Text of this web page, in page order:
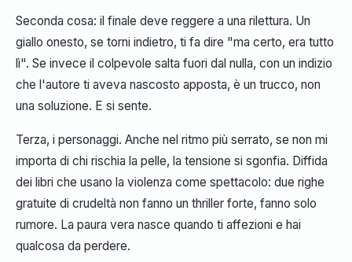
Seconda cosa: il finale deve reggere a una rilettura. Un
giallo onesto, se torni indietro, ti fa dire "ma certo, era tutto
lì". Se invece il colpevole salta fuori dal nulla, con un indizio
che l'autore ti aveva nascosto apposta, è un trucco, non
una soluzione. E si sente.
Terza, i personaggi. Anche nel ritmo più serrato, se non mi
importa di chi rischia la pelle, la tensione si sgonfia. Diffida
dei libri che usano la violenza come spettacolo: due righe
gratuite di crudeltà non fanno un thriller forte, fanno solo
rumore. La paura vera nasce quando ti affezioni e hai
qualcosa da perdere.